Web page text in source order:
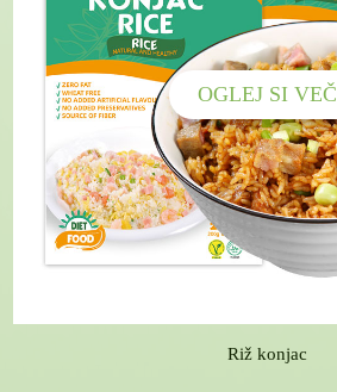
Riž konjac
OGLEJ SI VEČ